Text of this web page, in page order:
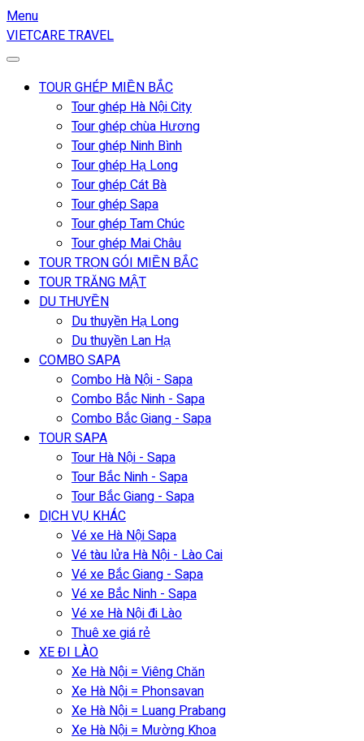
Menu
VIETCARE TRAVEL
TOUR GHÉP MIỀN BẮC
Tour ghép Hà Nội City
Tour ghép chùa Hương
Tour ghép Ninh Bình
Tour ghép Hạ Long
Tour ghép Cát Bà
Tour ghép Sapa
Tour ghép Tam Chúc
Tour ghép Mai Châu
TOUR TRỌN GÓI MIỀN BẮC
TOUR TRĂNG MẬT
DU THUYỀN
Du thuyền Hạ Long
Du thuyền Lan Hạ
COMBO SAPA
Combo Hà Nội - Sapa
Combo Bắc Ninh - Sapa
Combo Bắc Giang - Sapa
TOUR SAPA
Tour Hà Nội - Sapa
Tour Bắc Ninh - Sapa
Tour Bắc Giang - Sapa
DỊCH VỤ KHÁC
Vé xe Hà Nội Sapa
Vé tàu lửa Hà Nội - Lào Cai
Vé xe Bắc Giang - Sapa
Vé xe Bắc Ninh - Sapa
Vé xe Hà Nội đi Lào
Thuê xe giá rẻ
XE ĐI LÀO
Xe Hà Nội = Viêng Chăn
Xe Hà Nội = Phonsavan
Xe Hà Nội = Luang Prabang
Xe Hà Nội = Mường Khoa